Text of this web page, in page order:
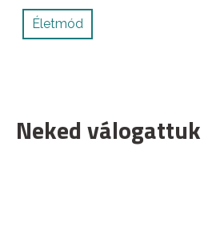
Életmód
Neked válogattuk